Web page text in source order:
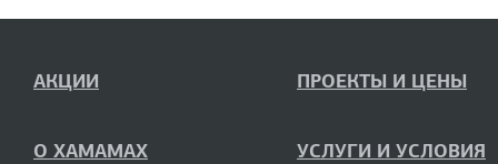
АКЦИИ
О ХАМАМАХ
ПРОЕКТЫ И ЦЕНЫ
УСЛУГИ И УСЛОВИЯ